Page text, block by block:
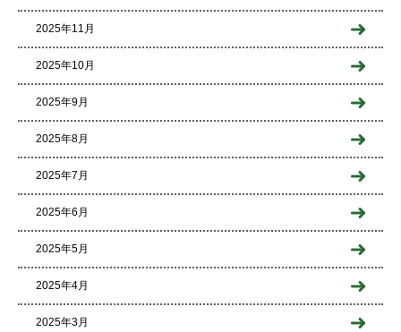
2025年11月
2025年10月
2025年9月
2025年8月
2025年7月
2025年6月
2025年5月
2025年4月
2025年3月